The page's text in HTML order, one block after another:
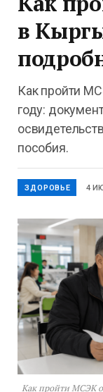
в
Как пройти
году:
пособия.
ЗДОРОВЬЕ 4
Как пройти МСЭК